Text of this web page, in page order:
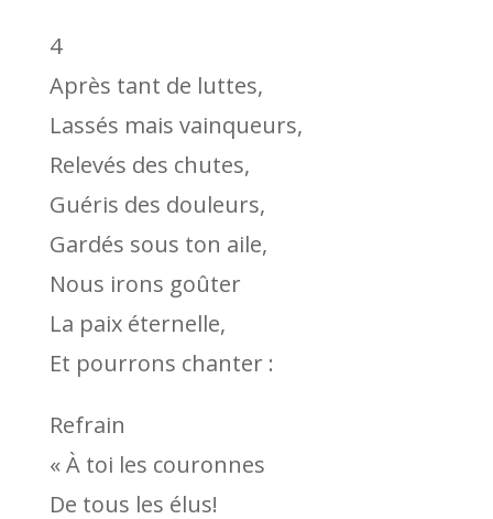
4
Après tant de luttes,
Lassés mais vainqueurs,
Relevés des chutes,
Guéris des douleurs,
Gardés sous ton aile,
Nous irons goûter
La paix éternelle,
Et pourrons chanter :
Refrain
« À toi les couronnes
De tous les élus!